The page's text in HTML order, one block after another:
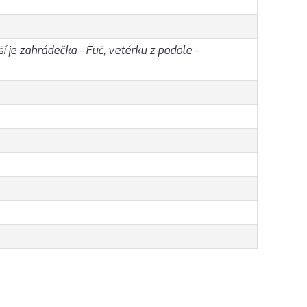
je zahrádečka - Fuč, vetérku z podole -